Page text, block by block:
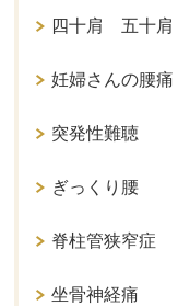
四十肩 五十肩
妊婦さんの腰痛
突発性難聴
ぎっくり腰
脊柱管狭窄症
坐骨神経痛